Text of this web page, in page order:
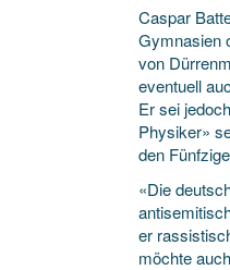
Caspar
Gymnasien
von
eventuell
Er sei
Physiker»
den
«Die
er
möchte